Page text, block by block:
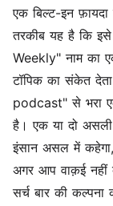
एक बिल्ट-इन फ़ायदा
तरकीब यह है कि
Weekly" नाम का
टॉपिक का संकेत
podcast" से भरा
है। एक या दो
इंसान असल में
अगर आप वाक़ई नहीं
सर्च बार की